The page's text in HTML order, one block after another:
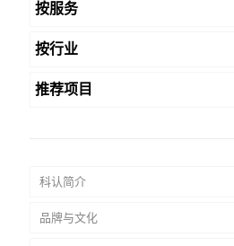
按服务
按行业
推荐项目
科认简介
品牌与文化